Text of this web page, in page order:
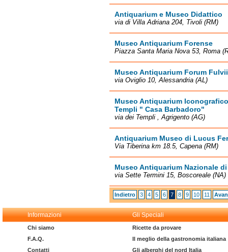
Antiquarium e Museo Didattico
via di Villa Adriana 204, Tivoli (RM)
Museo Antiquarium Forense
Piazza Santa Maria Nova 53, Roma
Museo Antiquarium Forum Fulvii
via Oviglio 10, Alessandria (AL)
Museo Antiquarium
Templi " Casa Barbadoro"
via dei Templi , Agrigento (AG)
Antiquarium Museo di Lucus
Via Tiberina km 18.5, Capena (RM)
Museo Antiquarium Nazionale
via Sette Termini 15, Boscoreale (NA)
Indietro 3 4 5 6 7 8 9 10 11
Informazioni Gli Speciali
Chi siamo
F.A.Q.
Contatti
Ricette da provare
Il meglio della gastronomia italiana
Gli alberghi del nord Italia